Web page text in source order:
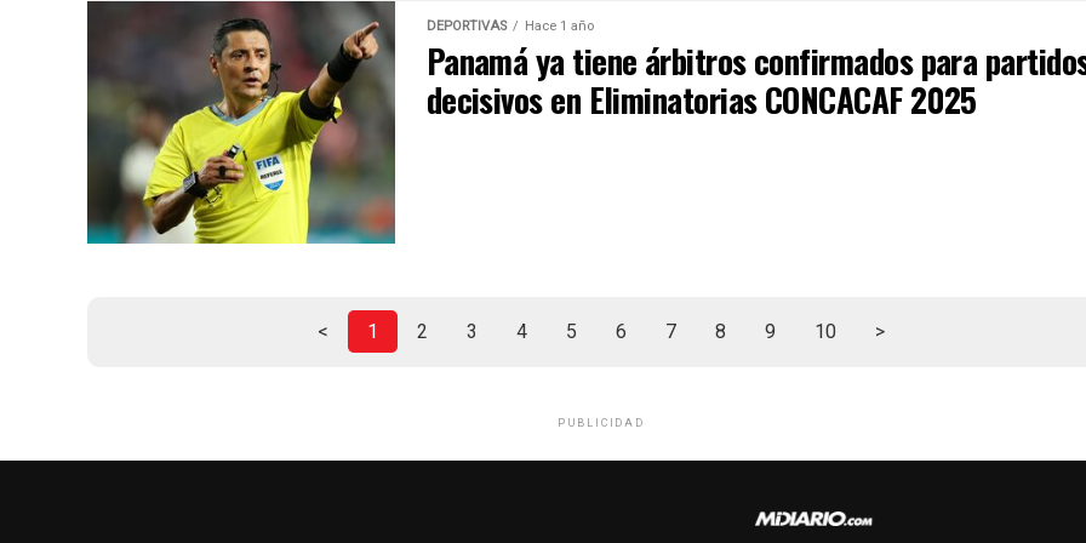
DEPORTIVAS Hace 1 año
Panamá ya tiene árbitros confirmados para
decisivos en Eliminatorias CONCACAF 2025
< 1 2 3 4 5 6 7 8 9 10 >
PUBLICIDAD